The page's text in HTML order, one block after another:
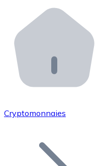
Distributeurs
Intégrez un ATM
API Bitnovo
Intégrez notre API
Rejoignez notre
Ajoutez le token de
Cryptomonnaies